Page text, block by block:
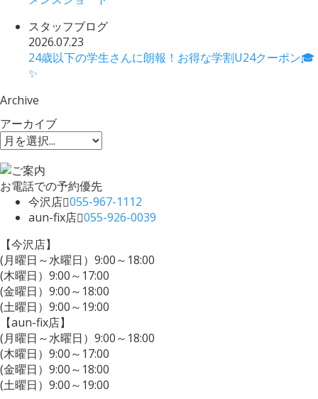
スタッフブログ
2026.07.23
24歳以下の学生さんに朗報！お得な学割U24クーポン🎓
✨
Archive
アーカイブ
お電話での予約優先
今沢店 055-967-1112
aun-fix店 055-926-0039
【今沢店】
(月曜日～水曜日）9:00～18:00
(木曜日）9:00～17:00
(金曜日）9:00～18:00
(土曜日）9:00～19:00
【aun-fix店】
(月曜日～水曜日）9:00～18:00
(木曜日）9:00～17:00
(金曜日）9:00～18:00
(土曜日）9:00～19:00